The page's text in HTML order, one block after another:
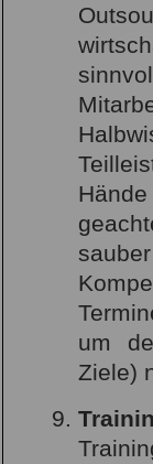
um
Ziele)